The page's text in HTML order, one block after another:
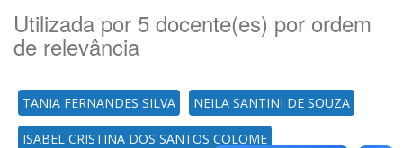
Utilizada por 5 docente(es) por ordem
de relevância
TANIA FERNANDES SILVA NEILA SANTINI DE SOUZA
ISABEL CRISTINA DOS SANTOS COLOME